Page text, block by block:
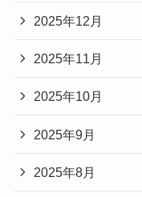
2025年12月
2025年11月
2025年10月
2025年9月
2025年8月